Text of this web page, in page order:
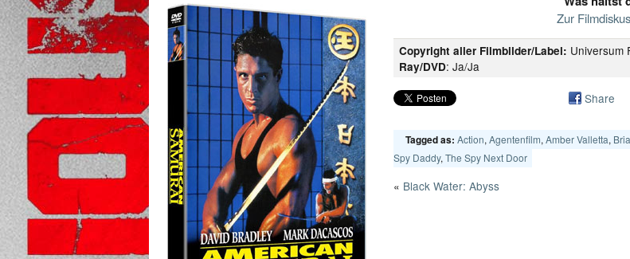
Zur
Copyright aller Filmbilder/Label: Universum
Ray/DVD: Ja/Ja
Share
Tagged as: Action, Agentenfilm, Amber Valletta,
Spy Daddy, The Spy Next Door
« Black Water: Abyss